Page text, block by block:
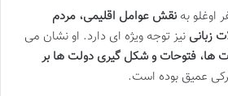
اوغلو به نقش عوامل اقلیمی، مردم
زبانی نیز توجه ویژه ای دارد. او نشان می
ها، فتوحات و شکل گیری دولت ها بر
عمیق بوده است.